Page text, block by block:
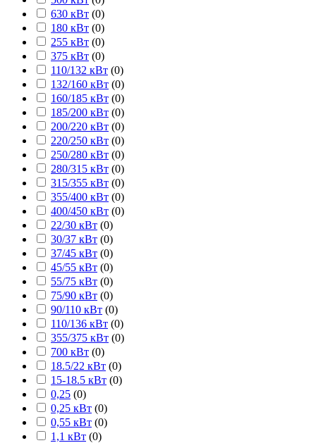
630 кВт (0)
180 кВт (0)
255 кВт (0)
375 кВт (0)
110/132 кВт (0)
132/160 кВт (0)
160/185 кВт (0)
185/200 кВт (0)
200/220 кВт (0)
220/250 кВт (0)
250/280 кВт (0)
280/315 кВт (0)
315/355 кВт (0)
355/400 кВт (0)
400/450 кВт (0)
22/30 кВт (0)
30/37 кВт (0)
37/45 кВт (0)
45/55 кВт (0)
55/75 кВт (0)
75/90 кВт (0)
90/110 кВт (0)
110/136 кВт (0)
355/375 кВт (0)
700 кВт (0)
18.5/22 кВт (0)
15-18.5 кВт (0)
0,25 (0)
0,25 кВт (0)
0,55 кВт (0)
1,1 кВт (0)